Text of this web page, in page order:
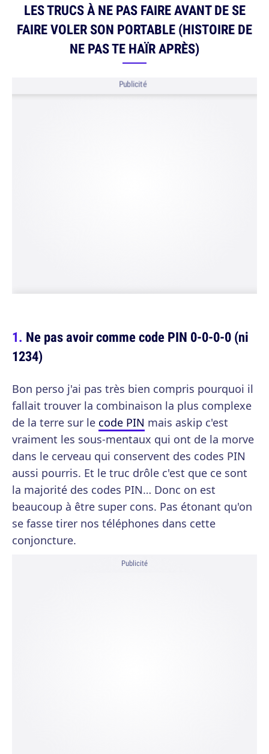
LES TRUCS À NE PAS FAIRE AVANT DE SE
FAIRE VOLER SON PORTABLE (HISTOIRE DE
NE PAS TE HAÏR APRÈS)
Publicité
Ne pas avoir comme code PIN 0-0-0-0 (ni
1234)
Bon perso j'ai pas très bien compris pourquoi il
fallait trouver la combinaison la plus complexe
de la terre sur le code PIN mais askip c'est
vraiment les sous-mentaux qui ont de la morve
dans le cerveau qui conservent des codes PIN
aussi pourris. Et le truc drôle c'est que ce sont
la majorité des codes PIN… Donc on est
beaucoup à être super cons. Pas étonant qu'on
se fasse tirer nos téléphones dans cette
conjoncture.
Publicité